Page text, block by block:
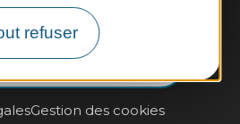
refuser
et brochures
Gestion des cookies